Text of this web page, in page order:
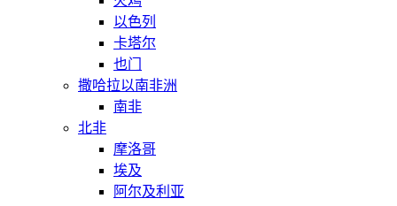
以色列
卡塔尔
也门
撒哈拉以南非洲
南非
北非
摩洛哥
埃及
阿尔及利亚